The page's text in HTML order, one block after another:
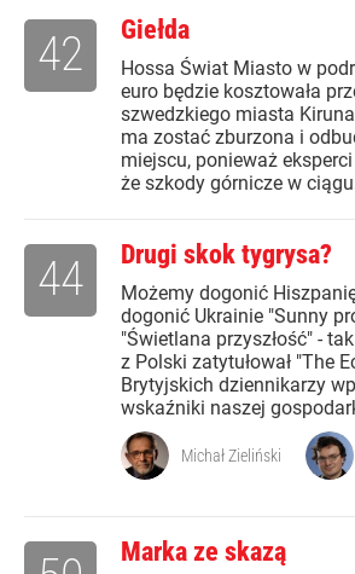
Giełda
Hossa Świat Miasto w
euro będzie kosztowała
szwedzkiego miasta
ma zostać zburzona i
miejscu, ponieważ
że szkody górnicze w
42
Drugi skok tygrysa?
Możemy dogonić
dogonić Ukrainie "Sunny
"Świetlana przyszłość" -
z Polski zatytułował "The
Brytyjskich dziennikarzy
wskaźniki naszej
44
Michał Zieliński
Marka ze skazą